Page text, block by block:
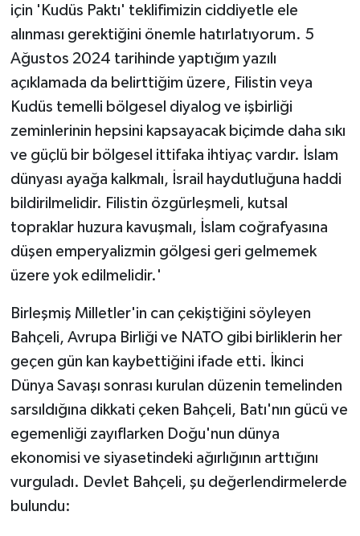
için 'Kudüs Paktı' teklifimizin ciddiyetle ele
alınması gerektiğini önemle hatırlatıyorum. 5
Ağustos 2024 tarihinde yaptığım yazılı
açıklamada da belirttiğim üzere, Filistin veya
Kudüs temelli bölgesel diyalog ve işbirliği
zeminlerinin hepsini kapsayacak biçimde daha sıkı
ve güçlü bir bölgesel ittifaka ihtiyaç vardır. İslam
dünyası ayağa kalkmalı, İsrail haydutluğuna haddi
bildirilmelidir. Filistin özgürleşmeli, kutsal
topraklar huzura kavuşmalı, İslam coğrafyasına
düşen emperyalizmin gölgesi geri gelmemek
üzere yok edilmelidir.'
Birleşmiş Milletler'in can çekiştiğini söyleyen
Bahçeli, Avrupa Birliği ve NATO gibi birliklerin her
geçen gün kan kaybettiğini ifade etti. İkinci
Dünya Savaşı sonrası kurulan düzenin temelinden
sarsıldığına dikkati çeken Bahçeli, Batı'nın gücü ve
egemenliği zayıflarken Doğu'nun dünya
ekonomisi ve siyasetindeki ağırlığının arttığını
vurguladı. Devlet Bahçeli, şu değerlendirmelerde
bulundu: